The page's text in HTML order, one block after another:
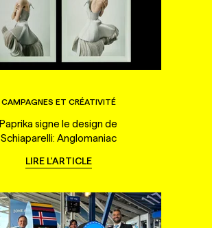
CAMPAGNES ET CRÉATIVITÉ
Paprika signe le design de
Schiaparelli: Anglomaniac
LIRE L'ARTICLE